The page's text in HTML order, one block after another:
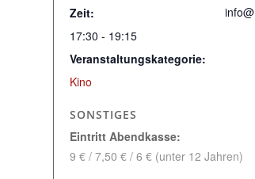
Zeit:
17:30 - 19:15
Veranstaltungskategorie:
Kino
SONSTIGES
Eintritt Abendkasse:
9 € / 7,50 € / 6 € (unter 12 Jahren)